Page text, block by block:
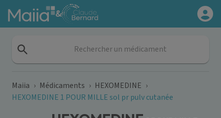
Aller au contenu principal
&
Rechercher un médicament
Maiia › Médicaments › HEXOMEDINE ›
HEXOMEDINE 1 POUR MILLE sol pr pulv cutanée